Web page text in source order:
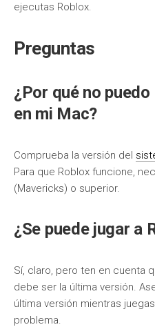
ejecutas Roblox.
Preguntas
¿Por qué no
en mi Mac?
Comprueba la versión del
Para que Roblox funcione,
(Mavericks) o superior.
¿Se puede jugar a
Sí, claro, pero ten en cuenta
debe ser la última versión.
última versión mientras
problema.